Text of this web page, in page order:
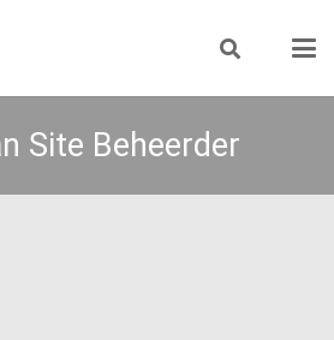
Site Beheerder